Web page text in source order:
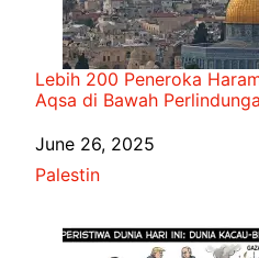
Lebih 200 Peneroka
Aqsa di Bawah
Date
June 26, 2025
In relation to
Palestin